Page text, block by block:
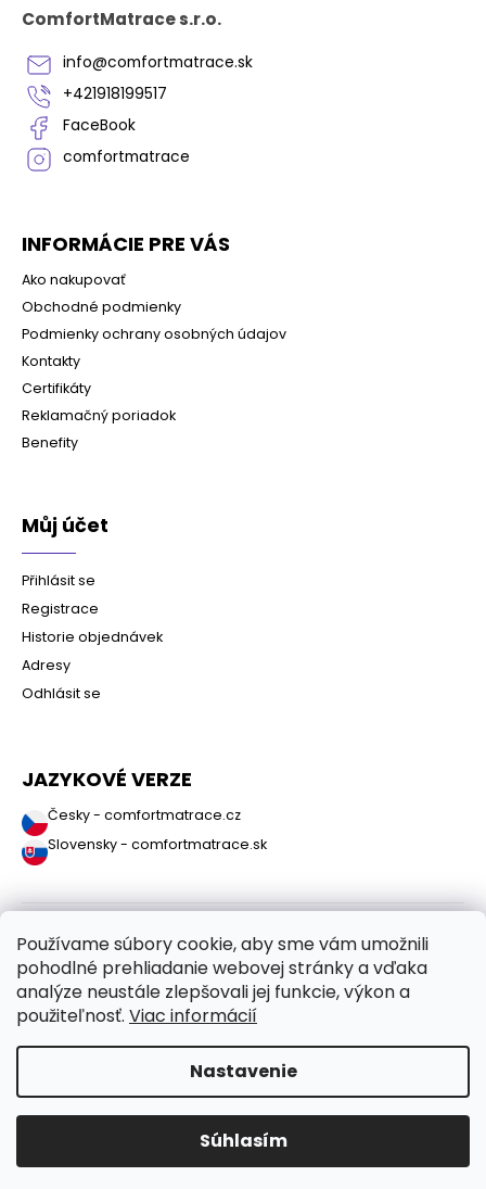
Používame súbory cookie, aby sme vám umožnili
pohodlné prehliadanie webovej stránky a vďaka
analýze neustále zlepšovali jej funkcie, výkon a
použiteľnosť. Viac informácií
Nastavenie
Súhlasím
ComfortMatrace s.r.o.
info@comfortmatrace.sk
+421918199517
FaceBook
comfortmatrace
INFORMÁCIE PRE VÁS
Ako nakupovať
Obchodné podmienky
Podmienky ochrany osobných údajov
Kontakty
Certifikáty
Reklamačný poriadok
Benefity
Můj účet
Přihlásit se
Registrace
Historie objednávek
Adresy
Odhlásit se
JAZYKOVÉ VERZE
Česky - comfortmatrace.cz
Slovensky - comfortmatrace.sk
Vytvoril Shoptet
Copyright 2026ComfortMatrace.sk. Všetky práva vyhradené.